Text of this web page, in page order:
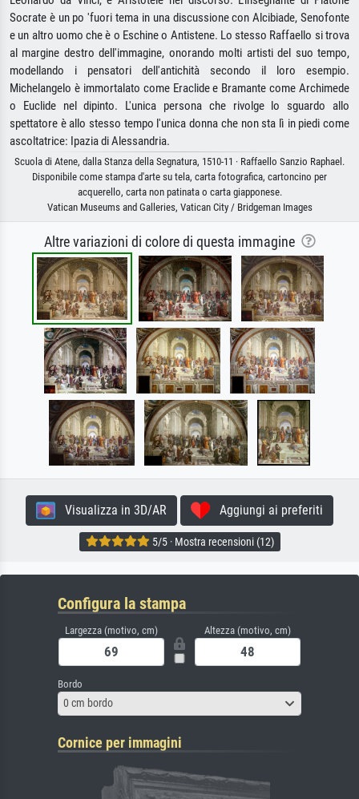
Socrate è un po 'fuori tema in una discussione con Alcibiade, Senofonte
e un altro uomo che è o Eschine o Antistene. Lo stesso Raffaello si trova
al margine destro dell'immagine, onorando molti artisti del suo tempo,
modellando i pensatori dell'antichità secondo il loro esempio.
Michelangelo è immortalato come Eraclide e Bramante come Archimede
o Euclide nel dipinto. L'unica persona che rivolge lo sguardo allo
spettatore è allo stesso tempo l'unica donna che non sta lì in piedi come
ascoltatrice: Ipazia di Alessandria.
Scuola di Atene, dalla Stanza della Segnatura, 1510-11 · Raffaello Sanzio Raphael.
Disponibile come stampa d'arte su tela, carta fotografica, cartoncino per
acquerello, carta non patinata o carta giapponese.
Vatican Museums and Galleries, Vatican City / Bridgeman Images
Altre variazioni di colore di questa immagine
Visualizza in 3D/AR Aggiungi ai preferiti
5/5 · Mostra recensioni (12)
Configura la stampa
Largezza (motivo, cm) Altezza (motivo, cm)
Bordo
0 cm bordo
Cornice per immagini